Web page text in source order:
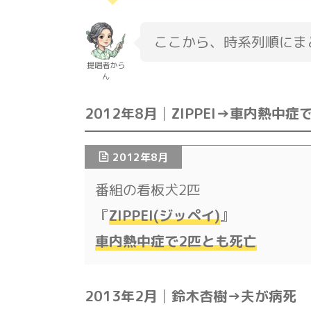
提唱者から
ん
ここから、時系列順にま
2012年8月│ZIPPEI→車内熱中症
2012年8月
番組の看板犬2匹
『ZIPPEI(ジッペイ)』
車内熱中症で2匹とも死亡
2013年2月│鈴木杏樹→夫が病死